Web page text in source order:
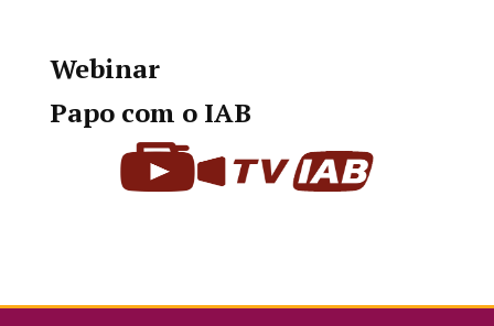
Webinar
Papo com o IAB